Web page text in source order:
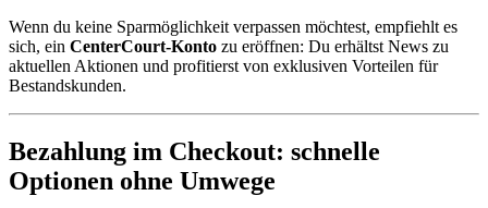
Wenn du keine Sparmöglichkeit verpassen möchtest, empfiehlt es
sich, ein CenterCourt-Konto zu eröffnen: Du erhältst News zu
aktuellen Aktionen und profitierst von exklusiven Vorteilen für
Bestandskunden.
Bezahlung im Checkout: schnelle
Optionen ohne Umwege